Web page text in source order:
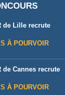
de Lille recrute
À POURVOIR
de Cannes recrute
À POURVOIR